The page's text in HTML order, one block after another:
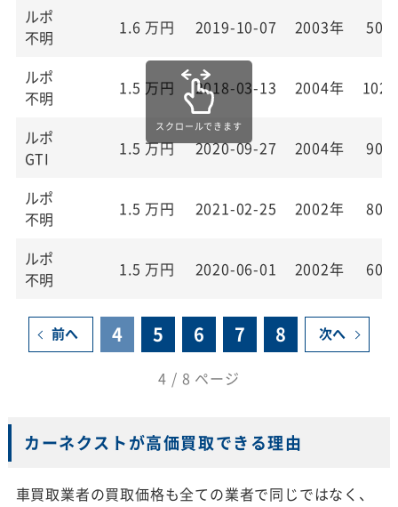
ルポ
不明
1.6 万円 2019-10-07 2003年
ルポ
不明
1.5 万円 2018-03-13 2004年
ルポ
GTI
1.5 万円 2020-09-27 2004年
ルポ
不明
1.5 万円 2021-02-25 2002年
ルポ
不明
1.5 万円 2020-06-01 2002年
前へ 4 5 6 7 8 次へ
4 / 8 ページ
カーネクストが高価買取できる理由
車買取業者の買取価格も全ての業者で同じではなく、